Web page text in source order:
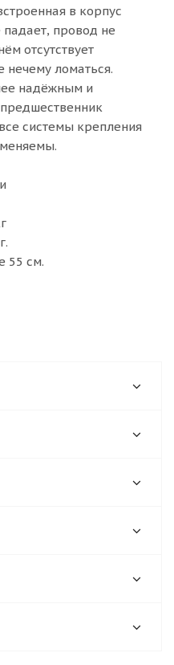
в корпус
падает, провод не
отсутствует
нечему ломаться.
надёжным и
системы крепления
55 см.